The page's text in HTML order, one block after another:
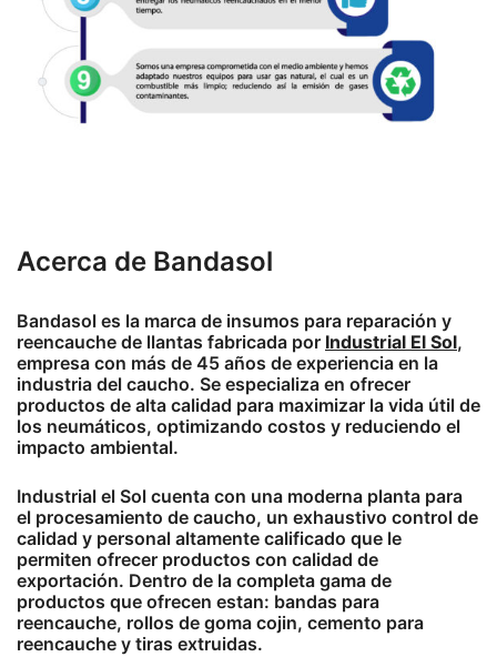
Acerca de Bandasol
Bandasol es la marca de insumos para reparación y
reencauche de llantas fabricada por Industrial El Sol,
empresa con más de 45 años de experiencia en la
industria del caucho. Se especializa en ofrecer
productos de alta calidad para maximizar la vida útil de
los neumáticos, optimizando costos y reduciendo el
impacto ambiental.
Industrial el Sol cuenta con una moderna planta para
el procesamiento de caucho, un exhaustivo control de
calidad y personal altamente calificado que le
permiten ofrecer productos con calidad de
exportación. Dentro de la completa gama de
productos que ofrecen estan: bandas para
reencauche, rollos de goma cojin, cemento para
reencauche y tiras extruidas.